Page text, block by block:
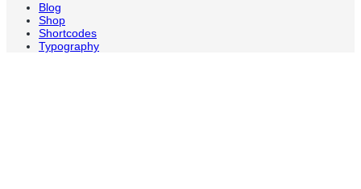
Blog
Shop
Shortcodes
Typography